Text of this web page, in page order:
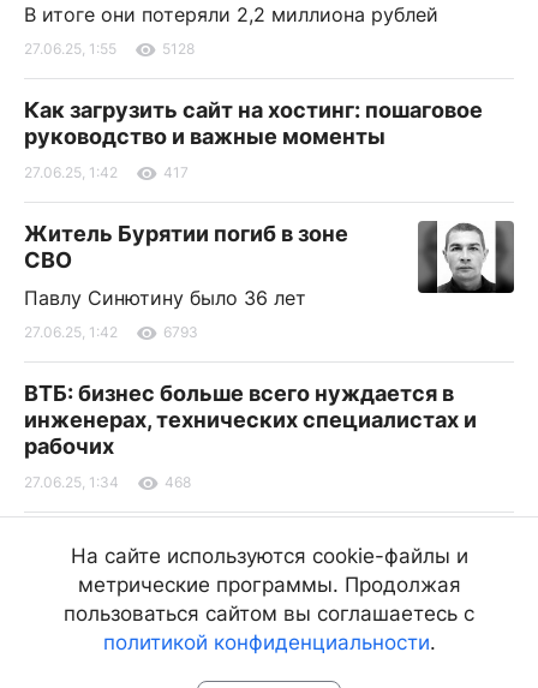
В итоге они потеряли 2,2 миллиона рублей
27.06.25, 1:55 5128
Как загрузить сайт на хостинг: пошаговое
руководство и важные моменты
27.06.25, 1:42 417
Житель Бурятии погиб в зоне
СВО
Павлу Синютину было 36 лет
27.06.25, 1:42 6793
ВТБ: бизнес больше всего нуждается в
инженерах, технических специалистах и
рабочих
27.06.25, 1:34 468
В Улан-Удэ горел
многоквартирный дом на улице
Шаляпина
По одной из версий пожар произошёл из-за
неосторожного обращения с огнём
На сайте используются cookie-файлы и
метрические программы. Продолжая
пользоваться сайтом вы соглашаетесь с
политикой конфиденциальности.